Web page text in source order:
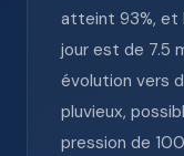
atteint 93%, et
jour est de 7.5
évolution vers
pluvieux,
pression de